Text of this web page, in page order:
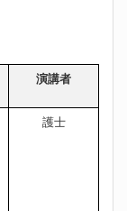
演講者
護士